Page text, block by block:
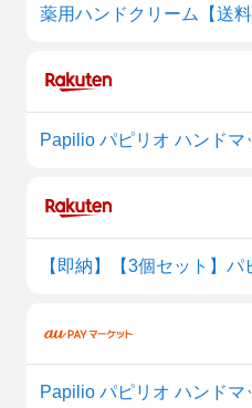
Papilio パピリオ ハンド
Papilio パピリオ ハンド